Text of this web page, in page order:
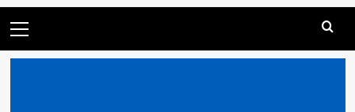
principal